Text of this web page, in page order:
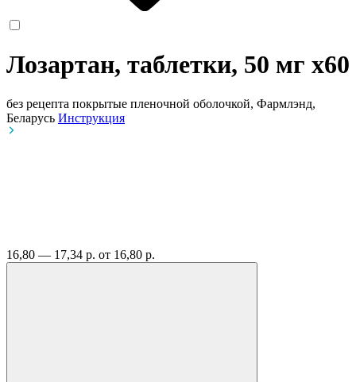
Лозартан, таблетки, 50 мг x60
без рецепта покрытые пленочной оболочкой, Фармлэнд,
Беларусь Инструкция
16,80 — 17,34 р. от 16,80 р.